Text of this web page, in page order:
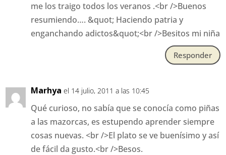
me los traigo todos los veranos .<br />Buenos
resumiendo…. &quot; Haciendo patria y
enganchando adictos&quot;<br />Besitos mi niña
Responder
Marhya el 14 julio, 2011 a las 10:45
Qué curioso, no sabía que se conocía como piñas
a las mazorcas, es estupendo aprender siempre
cosas nuevas. <br />El plato se ve buenísimo y así
de fácil da gusto.<br />Besos.